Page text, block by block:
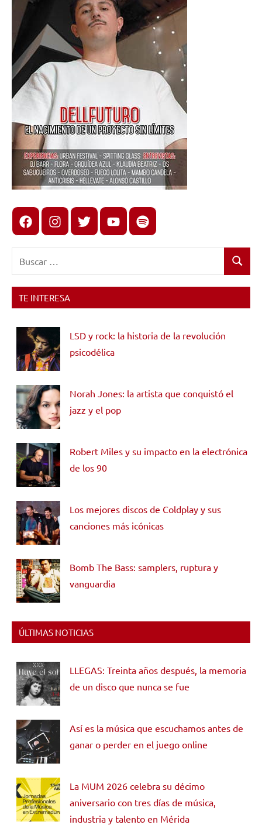
FacebookInstagram
X youtubespotify
Buscar
TE INTERESA
LSD y rock: la historia de la revolución
psicodélica
Norah Jones: la artista que conquistó el
jazz y el pop
Robert Miles y su impacto en la electrónica
de los 90
Los mejores discos de Coldplay y sus
canciones más icónicas
Bomb The Bass: samplers, ruptura y
vanguardia
ÚLTIMAS NOTICIAS
LLEGAS: Treinta años después, la memoria
de un disco que nunca se fue
Así es la música que escuchamos antes de
ganar o perder en el juego online
La MUM 2026 celebra su décimo
aniversario con tres días de música,
industria y talento en Mérida